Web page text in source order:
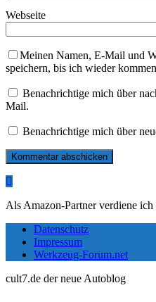
Webseite
Meinen Namen, E-Mail und
speichern, bis ich wieder
Benachrichtige mich über
Mail.
Benachrichtige mich über
Als Amazon-Partner verdiene
Datenschutz
Impressum
Werkzeug-Forum.net
cult7.de der neue Autoblog